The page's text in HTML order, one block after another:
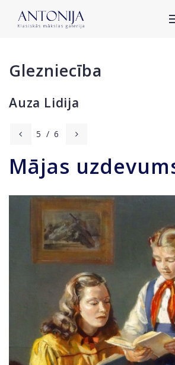
Glezniecība
Auza Lidija
5 / 6
Mājas